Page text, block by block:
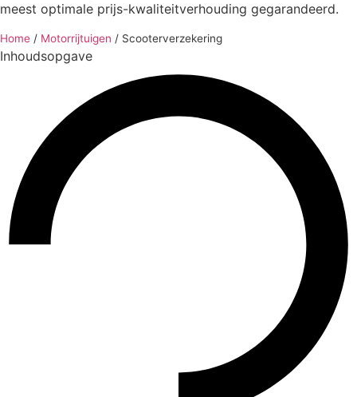
meest optimale prijs-kwaliteitverhouding gegarandeerd.
Home / Motorrijtuigen / Scooterverzekering
Inhoudsopgave